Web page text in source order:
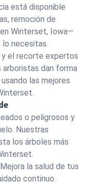
está disponible
remoción de
Winterset, Iowa—
lo necesitas.
y el recorte expertos
arboristas dan forma
las mejores
o peligrosos y
Nuestras
los árboles más
Mejora la salud de tus
continuo.